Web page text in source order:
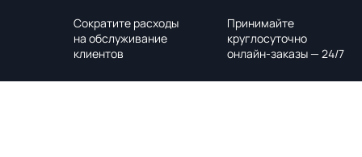
Сократите расходы
на обслуживание
клиентов
Принимайте
круглосуточно
онлайн-заказы — 24/7